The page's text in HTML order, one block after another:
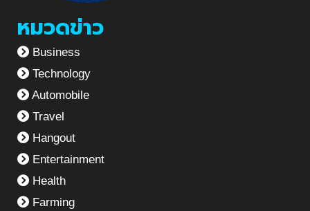
หมวดข่าว
Business
Technology
Automobile
Travel
Hangout
Entertainment
Health
Farming